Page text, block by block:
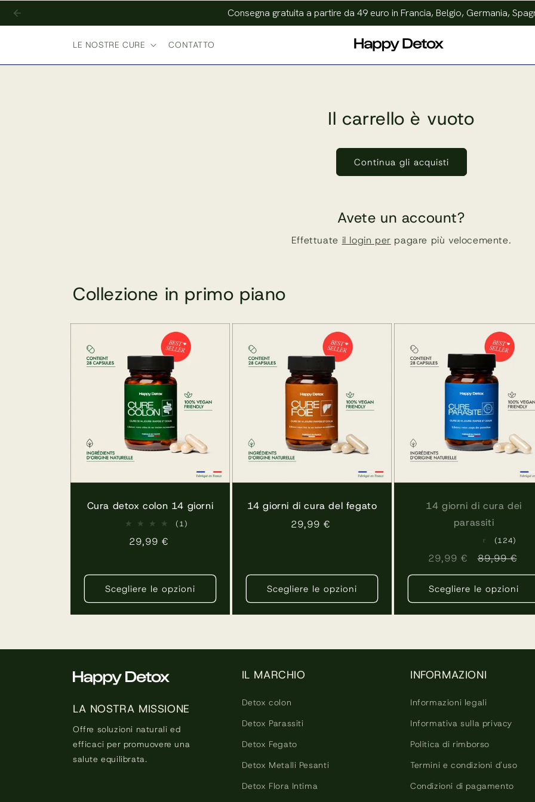
□
e passare
al
contenuto
Consegna gratuita a partire da 49 euro in Francia, Belgio, Germania,
LE NOSTRE CURE CONTATTO
Il carrello è vuoto
Continua gli acquisti
Avete un account?
Effettuate il login per pagare più velocemente.
Collezione in primo piano
Cura detox colon 14 giorni
(1)
Prezzo
29,99 €
Scegliere le opzioni
14 giorni di cura del fegato
Prezzo
29,99 €
Scegliere le opzioni
14 giorni di cura dei
parassiti
(124)
totali
Prezzo
scontato
29,99 €
Prezzo
normale
89,99 €
Scegliere le opzioni
LA NOSTRA MISSIONE
Offre soluzioni naturali ed
efficaci per promuovere una
salute equilibrata.
IL MARCHIO
Detox colon
Detox Parassiti
Detox Fegato
Detox Metalli Pesanti
Detox Flora Intima
INFORMAZIONI
Informazioni legali
Informativa sulla privacy
Politica di rimborso
Termini e condizioni d'uso
Condizioni di pagamento